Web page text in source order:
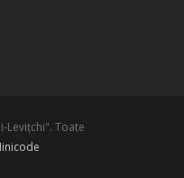
Leviţchi". Toate